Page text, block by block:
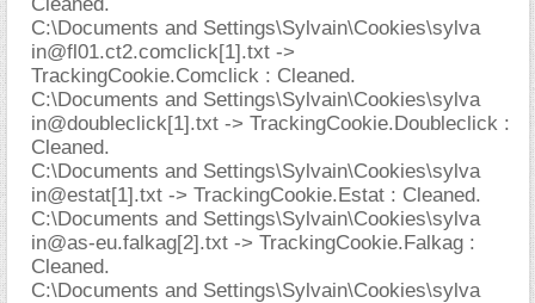
C:\Documents and Settings\Sylvain\Cookies\sylva
in@fl01.ct2.comclick[1].txt ->
TrackingCookie.Comclick : Cleaned.
C:\Documents and Settings\Sylvain\Cookies\sylva
in@doubleclick[1].txt -> TrackingCookie.Doubleclick :
Cleaned.
C:\Documents and Settings\Sylvain\Cookies\sylva
in@estat[1].txt -> TrackingCookie.Estat : Cleaned.
C:\Documents and Settings\Sylvain\Cookies\sylva
in@as-eu.falkag[2].txt -> TrackingCookie.Falkag :
Cleaned.
C:\Documents and Settings\Sylvain\Cookies\sylva